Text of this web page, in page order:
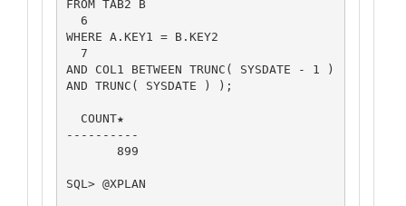
FROM TAB2 B
WHERE A.KEY1 = B.KEY2
AND COL1 BETWEEN TRUNC( SYSDATE - 1 )
AND TRUNC( SYSDATE ) );
----------
SQL> @XPLAN